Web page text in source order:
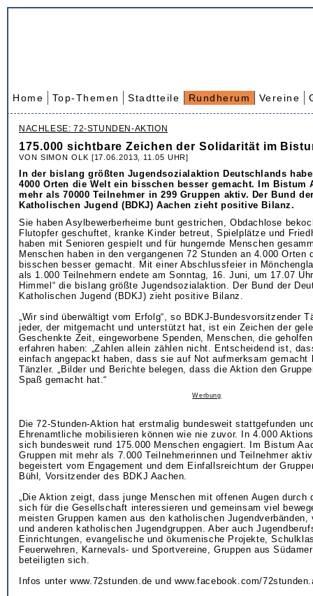
Home Top-Themen Stadtteile Rundherum Vereine
NACHLESE: 72-STUNDEN-AKTION
175.000 sichtbare Zeichen der Solidarität im
VON SIMON OLK [17.06.2013, 11.05 UHR]
In der bislang größten Jugendsozialaktion Deutschlands
4000 Orten die Welt ein bisschen besser gemacht. Im Bistum
mehr als 70000 Teilnehmer in 299 Gruppen aktiv. Der Bund
Katholischen Jugend (BDKJ) Aachen zieht positive Bilanz.
Sie haben Asylbewerberheime bunt gestrichen, Obdachlose
Flutopfer geschuftet, kranke Kinder betreut, Spielplätze und
haben mit Senioren gespielt und für hungernde Menschen
Menschen haben in den vergangenen 72 Stunden an 4.000 Orten
bisschen besser gemacht. Mit einer Abschlussfeier in
als 1.000 Teilnehmern endete am Sonntag, 16. Juni, um 17.07
Himmel“ die bislang größte Jugendsozialaktion. Der Bund der
Katholischen Jugend (BDKJ) zieht positive Bilanz.
„Wir sind überwältigt vom Erfolg“, so BDKJ-Bundesvorsitzender
jeder, der mitgemacht und unterstützt hat, ist ein Zeichen der
Geschenkte Zeit, eingeworbene Spenden, Menschen, die
erfahren haben: „Zahlen allein zählen nicht. Entscheidend ist,
einfach angepackt haben, dass sie auf Not aufmerksam gemacht
Tänzler. „Bilder und Berichte belegen, dass die Aktion den
Spaß gemacht hat.“
Werbung
Die 72-Stunden-Aktion hat erstmalig bundesweit stattgefunden
Ehrenamtliche mobilisieren können wie nie zuvor. In 4.000
sich bundesweit rund 175.000 Menschen engagiert. Im Bistum
Gruppen mit mehr als 7.000 Teilnehmerinnen und Teilnehmer
begeistert vom Engagement und dem Einfallsreichtum der
Bühl, Vorsitzender des BDKJ Aachen.
„Die Aktion zeigt, dass junge Menschen mit offenen Augen durch
sich für die Gesellschaft interessieren und gemeinsam viel
meisten Gruppen kamen aus den katholischen Jugendverbänden,
und anderen katholischen Jugendgruppen. Aber auch
Einrichtungen, evangelische und ökumenische Projekte,
Feuerwehren, Karnevals- und Sportvereine, Gruppen aus
beteiligten sich.
Infos unter www.72stunden.de und www.facebook.com/